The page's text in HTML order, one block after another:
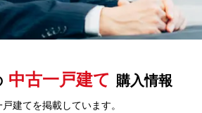
中古一戸建て 購入情報
建てを掲載しています。